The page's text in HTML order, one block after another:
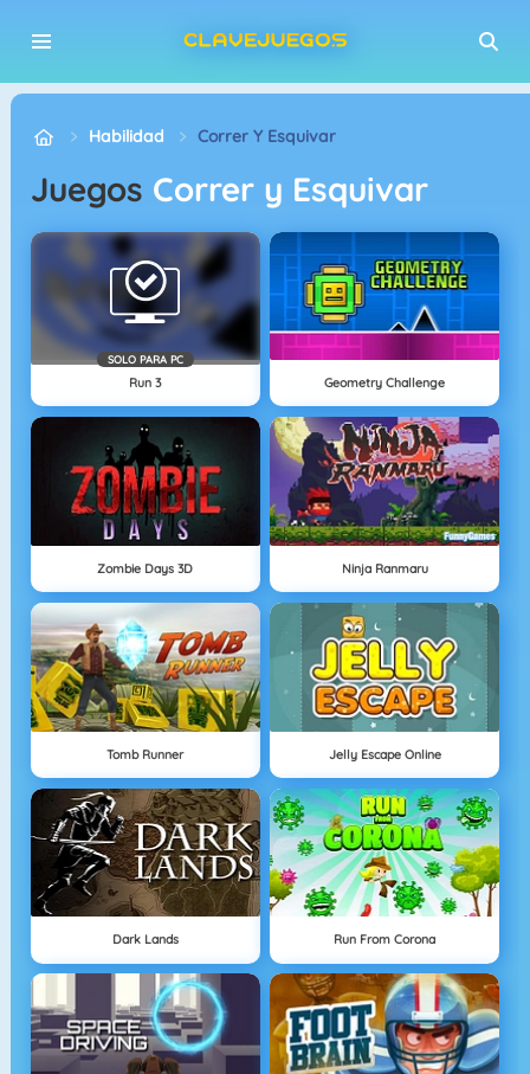
Habilidad Correr Y Esquivar
Juegos Correr y Esquivar
SOLO PARA PC
Run 3 Geometry Challenge
Zombie Days 3D Ninja Ranmaru
Tomb Runner Jelly Escape Online
Dark Lands Run From Corona